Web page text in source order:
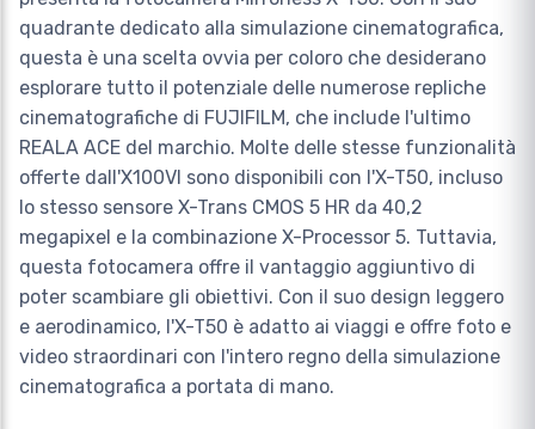
quadrante dedicato alla simulazione cinematografica,
questa è una scelta ovvia per coloro che desiderano
esplorare tutto il potenziale delle numerose repliche
cinematografiche di FUJIFILM, che include l'ultimo
REALA ACE del marchio. Molte delle stesse funzionalità
offerte dall'X100VI sono disponibili con l'X-T50, incluso
lo stesso sensore X-Trans CMOS 5 HR da 40,2
megapixel e la combinazione X-Processor 5. Tuttavia,
questa fotocamera offre il vantaggio aggiuntivo di
poter scambiare gli obiettivi. Con il suo design leggero
e aerodinamico, l'X-T50 è adatto ai viaggi e offre foto e
video straordinari con l'intero regno della simulazione
cinematografica a portata di mano.